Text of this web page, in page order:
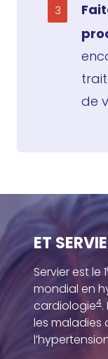
de
ET
Servier est le 1
mondial en
cardiologie4
les maladies